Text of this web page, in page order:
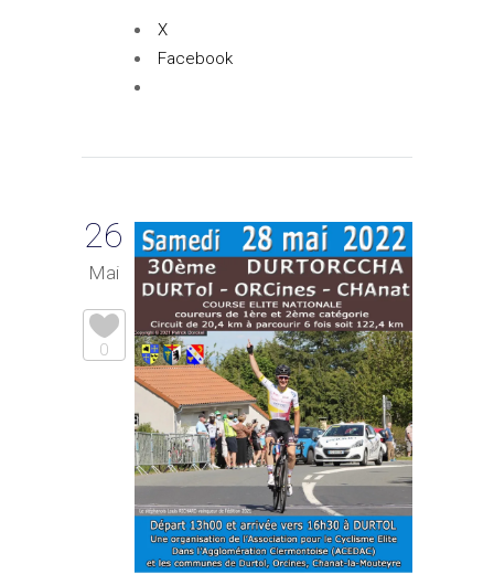
X
Facebook
26
Mai
0